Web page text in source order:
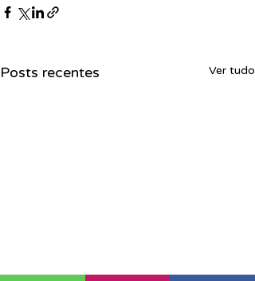
Posts recentes Ver tudo